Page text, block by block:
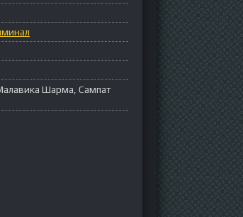
Шарма, Сампат